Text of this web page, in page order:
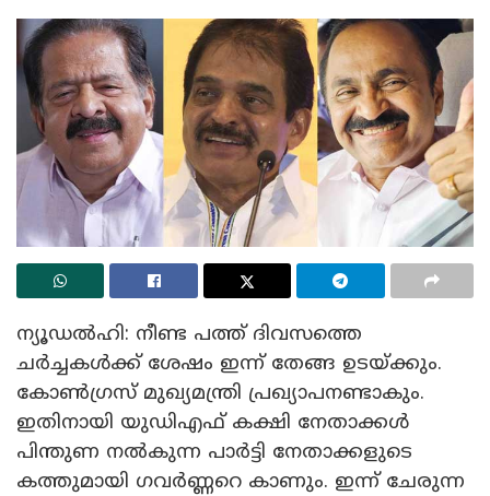
ന്യൂഡൽഹി: നീണ്ട പത്ത് ദിവസത്തെ
ചർച്ചകൾക്ക് ശേഷം ഇന്ന് തേങ്ങ ഉടയ്ക്കും.
കോൺ​ഗ്രസ് മുഖ്യമന്ത്രി പ്രഖ്യാപനണ്ടാകും.
ഇതിനായി യു‍ഡിഎഫ് കക്ഷി നേതാക്കൾ
പിന്തുണ നൽകുന്ന പാർട്ടി നേതാക്കളുടെ
കത്തുമായി ഗവർണ്ണറെ കാണും. ഇന്ന് ചേരുന്ന